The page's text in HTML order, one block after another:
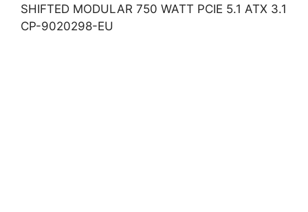
SHIFTED MODULAR 750 WATT PCIE 5.1 ATX 3.1
CP-9020298-EU